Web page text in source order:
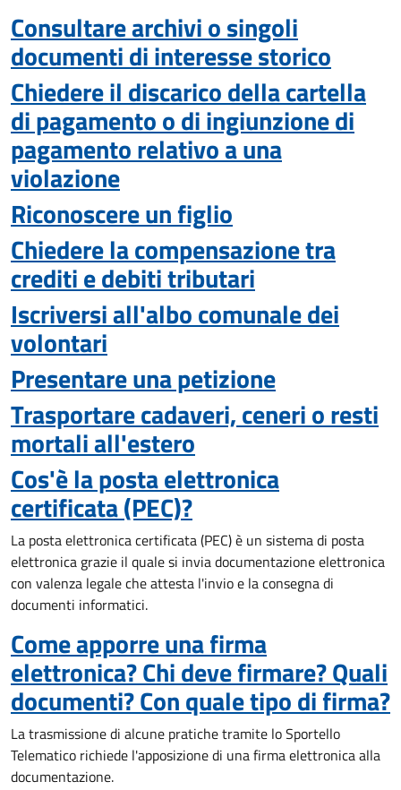
Consultare archivi o singoli
documenti di interesse storico
Chiedere il discarico della cartella
di pagamento o di ingiunzione di
pagamento relativo a una
violazione
Riconoscere un figlio
Chiedere la compensazione tra
crediti e debiti tributari
Iscriversi all'albo comunale dei
volontari
Presentare una petizione
Trasportare cadaveri, ceneri o resti
mortali all'estero
Cos'è la posta elettronica
certificata (PEC)?
La posta elettronica certificata (PEC) è un sistema di posta
elettronica grazie il quale si invia documentazione elettronica
con valenza legale che attesta l'invio e la consegna di
documenti informatici.
Come apporre una firma
elettronica? Chi deve firmare? Quali
documenti? Con quale tipo di firma?
La trasmissione di alcune pratiche tramite lo Sportello
Telematico richiede l'apposizione di una firma elettronica alla
documentazione.